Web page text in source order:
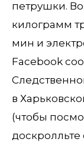
петрушки.
килограмм
мин и
Facebook
в
(чтобы
доскролльте